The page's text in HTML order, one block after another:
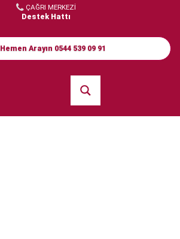
ÇAĞRI MERKEZİ
Destek Hattı
Hemen Arayın 0544 539 09 91